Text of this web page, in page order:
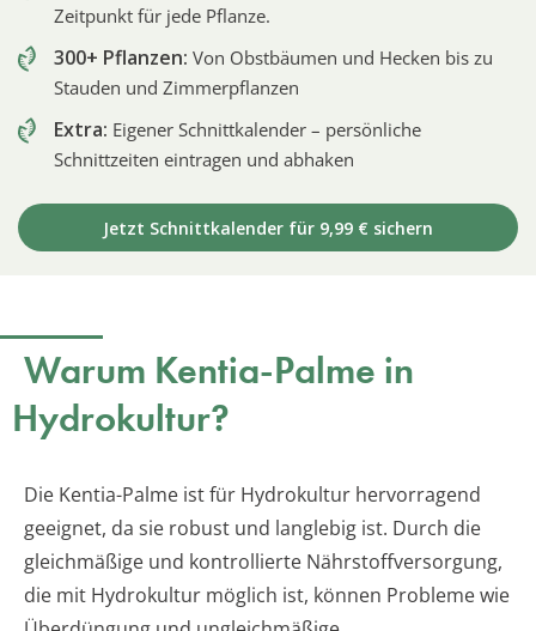
Zeitpunkt für jede Pflanze.
300+ Pflanzen: Von Obstbäumen und Hecken bis zu
Stauden und Zimmerpflanzen
Extra: Eigener Schnittkalender – persönliche
Schnittzeiten eintragen und abhaken
Jetzt Schnittkalender für 9,99 € sichern
Warum Kentia-Palme in
Hydrokultur?
Die Kentia-Palme ist für Hydrokultur hervorragend
geeignet, da sie robust und langlebig ist. Durch die
gleichmäßige und kontrollierte Nährstoffversorgung,
die mit Hydrokultur möglich ist, können Probleme wie